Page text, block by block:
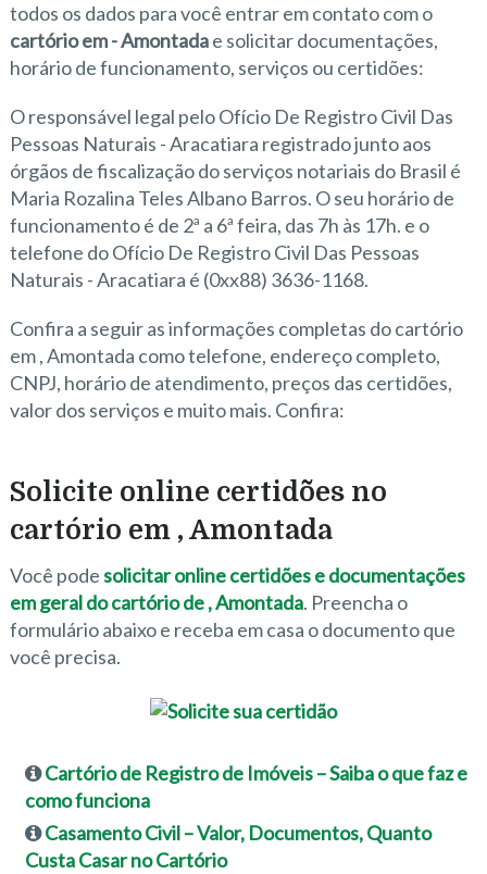
todos os dados para você entrar em contato com o
cartório em - Amontadae solicitar documentações,
horário de funcionamento, serviços ou certidões:
O responsável legal pelo Ofício De Registro Civil Das
Pessoas Naturais - Aracatiara registrado junto aos
órgãos de fiscalização do serviços notariais do Brasil é
Maria Rozalina Teles Albano Barros. O seu horário de
funcionamento é de 2ª a 6ª feira, das 7h às 17h. e o
telefone do Ofício De Registro Civil Das Pessoas
Naturais - Aracatiara é (0xx88) 3636-1168.
Confira a seguir as informações completas do cartório
em , Amontada como telefone, endereço completo,
CNPJ, horário de atendimento, preços das certidões,
valor dos serviços e muito mais. Confira:
Solicite online certidões no
cartório em , Amontada
Você podesolicitar online certidões e documentações
em geral do cartório de , Amontada. Preencha o
formulário abaixo e receba em casa o documento que
você precisa.
Cartório de Registro de Imóveis – Saiba o que faz e
como funciona
Casamento Civil – Valor, Documentos, Quanto
Custa Casar no Cartório